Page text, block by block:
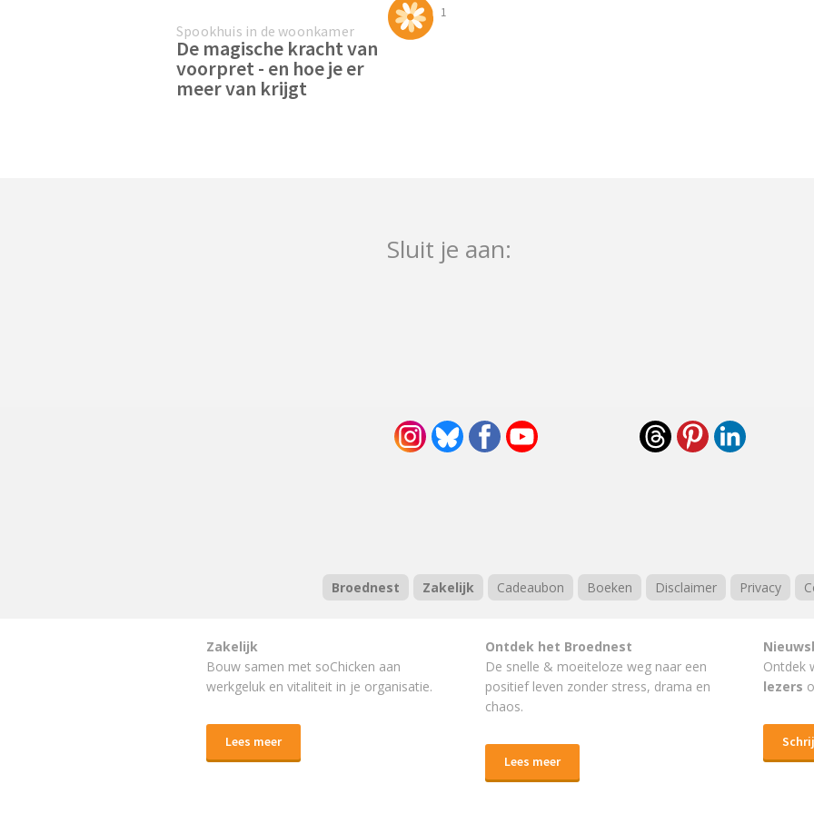
1
Spookhuis in de woonkamer
De magische kracht van
voorpret - en hoe je er
meer van krijgt
Sluit je aan:
Broednest Zakelijk Cadeaubon Boeken Disclaimer Privacy
Zakelijk
Bouw samen met soChicken aan
werkgeluk en vitaliteit in je organisatie.
Lees meer
Ontdek het Broednest
De snelle & moeiteloze weg naar een
positief leven zonder stress, drama en
chaos.
Lees meer
Ontdek
lezers